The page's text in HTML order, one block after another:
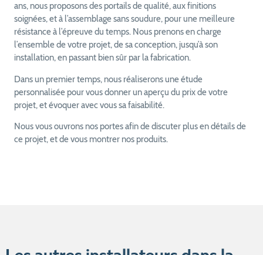
ans, nous proposons des portails de qualité, aux finitions
soignées, et à l’assemblage sans soudure, pour une meilleure
résistance à l’épreuve du temps. Nous prenons en charge
l’ensemble de votre projet, de sa conception, jusqu’à son
installation, en passant bien sûr par la fabrication.
Dans un premier temps, nous réaliserons une étude
personnalisée pour vous donner un aperçu du prix de votre
projet, et évoquer avec vous sa faisabilité.
Nous vous ouvrons nos portes afin de discuter plus en détails de
ce projet, et de vous montrer nos produits.